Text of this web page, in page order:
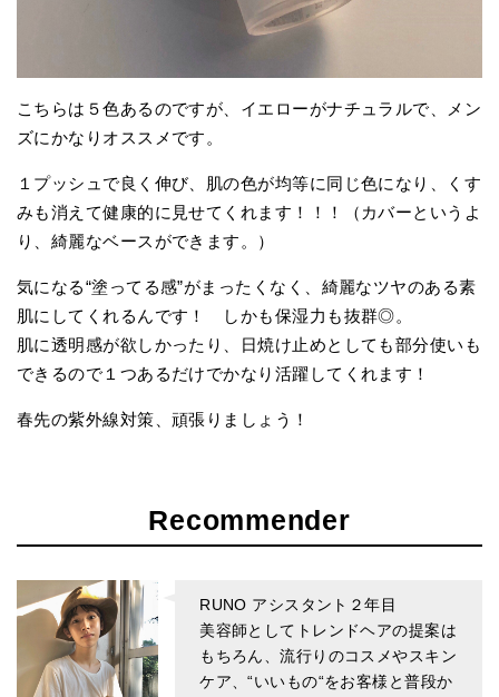
こちらは５色あるのですが、イエローがナチュラルで、メン
ズにかなりオススメです。
１プッシュで良く伸び、肌の色が均等に同じ色になり、くす
みも消えて健康的に見せてくれます！！！（カバーというよ
り、綺麗なベースができます。）
気になる“塗ってる感”がまったくなく、綺麗なツヤのある素
肌にしてくれるんです！ しかも保湿力も抜群◎。
肌に透明感が欲しかったり、日焼け止めとしても部分使いも
できるので１つあるだけでかなり活躍してくれます！
春先の紫外線対策、頑張りましょう！
Recommender
RUNO アシスタント２年目
美容師としてトレンドヘアの提案は
もちろん、流行りのコスメやスキン
ケア、“いいもの“をお客様と普段か